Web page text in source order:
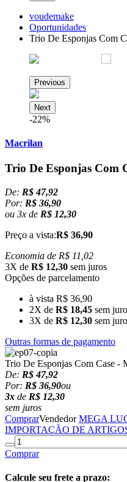
voudemake
Oportunidades
Trio De Esponjas Com
Previous
Next
-22%
Macrilan
Trio De Esponjas Com
De: R$ 47,92
Por: R$ 36,90
ou 3x de R$ 12,30
Preço a vista:R$ 36,90
Economia de R$ 11,02
3X de R$ 12,30 sem juros
Opções de parcelamento
à vista R$ 36,90
2X de R$ 18,45 sem
3X de R$ 12,30 sem
Outras formas de pagamento
Trio De Esponjas Com Case -
De: R$ 47,92
Por: R$ 36,90ou
3x de R$ 12,30
sem juros
ComprarVendedor MEGA
IMPORTAÇÃO DE
Comprar
Calcule seu frete a prazo: